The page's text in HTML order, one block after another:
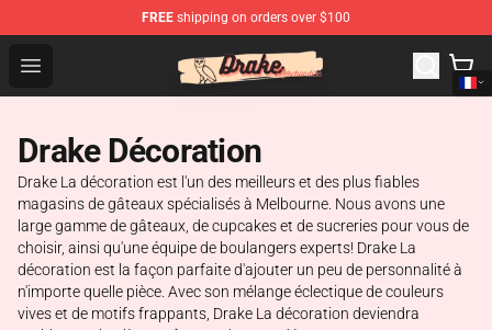
FREE shipping on orders over $100
Open menu
Drake Shop - Official Drake Merchandise Store
Drake Décoration
Drake La décoration est l'un des meilleurs et des plus fiables
magasins de gâteaux spécialisés à Melbourne. Nous avons une
large gamme de gâteaux, de cupcakes et de sucreries pour vous de
choisir, ainsi qu'une équipe de boulangers experts! Drake La
décoration est la façon parfaite d'ajouter un peu de personnalité à
n'importe quelle pièce. Avec son mélange éclectique de couleurs
vives et de motifs frappants, Drake La décoration deviendra